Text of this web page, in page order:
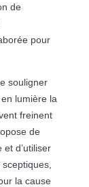
de
pour
souligner
lumière la
freinent
de
d’utiliser
la cause